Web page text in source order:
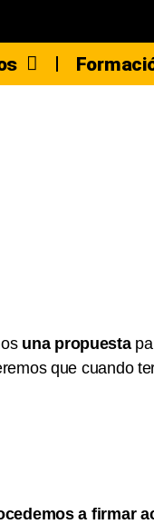
una propuesta
que cuando
a firmar